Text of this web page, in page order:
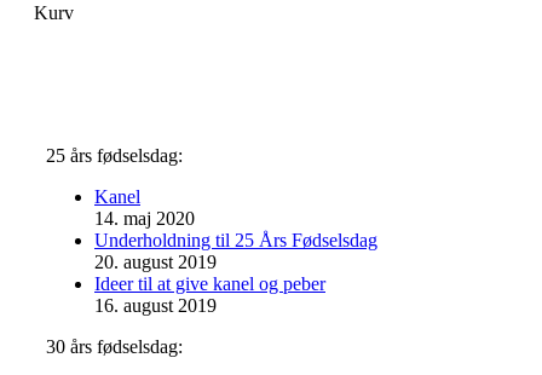
Kurv
25 års fødselsdag:
Kanel
14. maj 2020
Underholdning til 25 Års Fødselsdag
20. august 2019
Ideer til at give kanel og peber
16. august 2019
30 års fødselsdag: